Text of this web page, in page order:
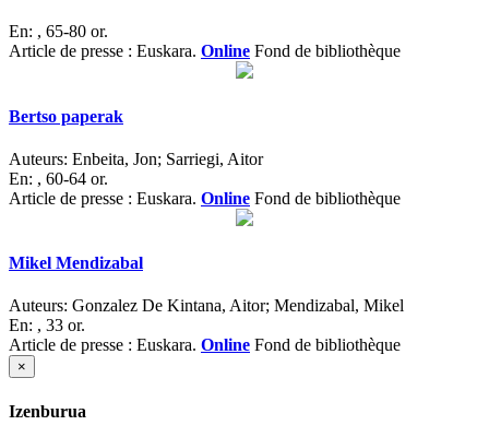
En: , 65-80 or.
Article de presse : Euskara. Online Fond de bibliothèque
Bertso paperak
Auteurs: Enbeita, Jon; Sarriegi, Aitor
En: , 60-64 or.
Article de presse : Euskara. Online Fond de bibliothèque
Mikel Mendizabal
Auteurs: Gonzalez De Kintana, Aitor; Mendizabal, Mikel
En: , 33 or.
Article de presse : Euskara. Online Fond de bibliothèque
×
Izenburua